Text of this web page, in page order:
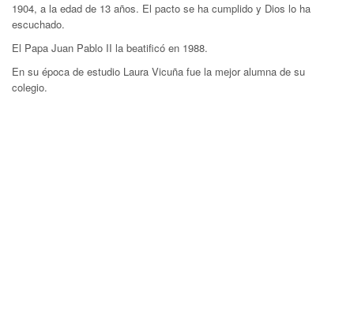
1904, a la edad de 13 años. El pacto se ha cumplido y Dios lo ha
escuchado.
El Papa Juan Pablo II la beatificó en 1988.
En su época de estudio Laura Vicuña fue la mejor alumna de su
colegio.